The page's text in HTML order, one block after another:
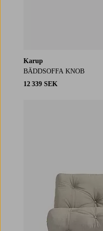
Karup
BÄDDSOFFA KNOB
12 339 SEK